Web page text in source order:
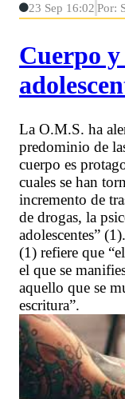
23 Sep 16:02 Por:
Cuerpo
La O.M.S. ha
predominio de
cuerpo es
cuales se han
incremento de
de drogas, la
adolescentes”
(1) refiere que
el que se
aquello que se
escritura”.